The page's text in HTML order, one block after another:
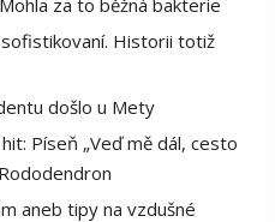
Historii totiž
došlo u Mety
Píseň „Veď mě dál, cesto
aneb tipy na vzdušné